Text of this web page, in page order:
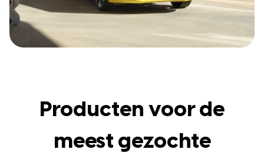
Producten voor de
meest gezochte